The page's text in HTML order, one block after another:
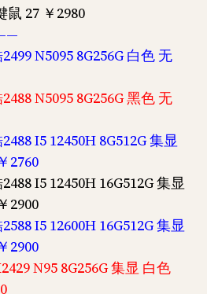
鼠 27 ￥2980
N5095 8G256G 白色 无
N5095 8G256G 黑色 无
I5 12450H 8G512G 集显
2760
I5 12450H 16G512G 集显
2900
I5 12600H 16G512G 集显
2900
N95 8G256G 集显 白色